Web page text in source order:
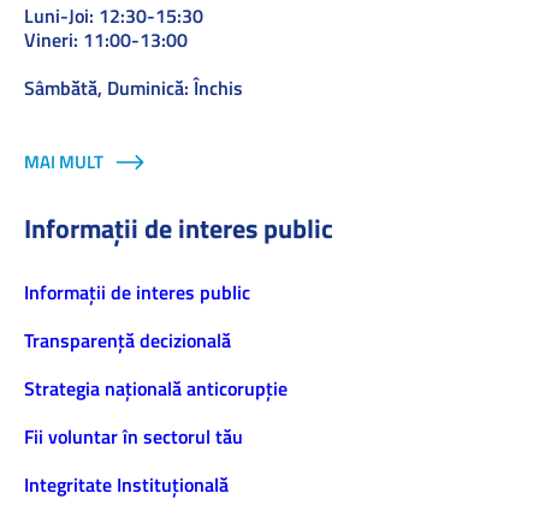
Luni-Joi: 12:30-15:30
Vineri: 11:00-13:00
Sâmbătă, Duminică: Închis
MAI MULT
Informații de interes public
Informaţii de interes public
Transparență decizională
Strategia națională anticorupție
Fii voluntar în sectorul tău
Integritate Instituțională